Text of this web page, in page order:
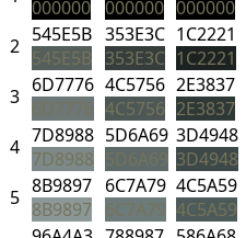
000000
000000 000000
2 545E5B
545E5B
353E3C
353E3C
1C2221
1C2221
3 6D7776
6D7776
4C5756
4C5756
2E3837
2E3837
4 7D8988
7D8988
5D6A69
5D6A69
3D4948
3D4948
5 8B9897
8B9897
6C7A79
6C7A79
4C5A59
4C5A59